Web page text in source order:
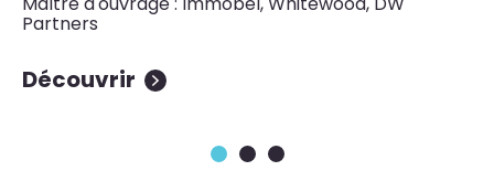
Partners
Découvrir